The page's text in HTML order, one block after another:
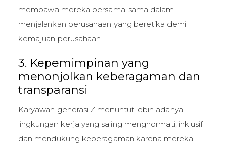
membawa mereka bersama-sama dalam
menjalankan perusahaan yang beretika demi
kemajuan perusahaan.
3. Kepemimpinan yang
menonjolkan keberagaman dan
transparansi
Karyawan generasi Z menuntut lebih adanya
lingkungan kerja yang saling menghormati, inklusif
dan mendukung keberagaman karena mereka